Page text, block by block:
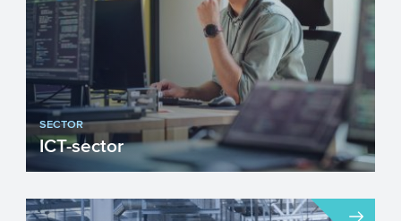
SECTOR
ICT-sector
Innovatie is een belangrijke voorwaarde